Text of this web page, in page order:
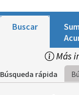
Buscar
Más
Búsqueda rápida